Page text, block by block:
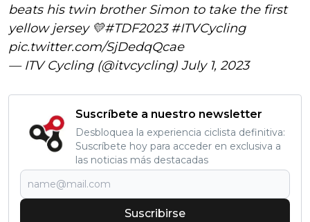
beats his twin brother Simon to take the first
yellow jersey 💛#TDF2023 #ITVCycling
pic.twitter.com/SjDedqQcae
— ITV Cycling (@itvcycling) July 1, 2023
Suscríbete a nuestro newsletter
Desbloquea la experiencia ciclista definitiva:
Suscríbete hoy para acceder en exclusiva a
las noticias más destacadas
Suscribirse